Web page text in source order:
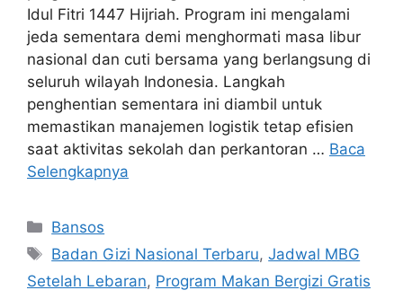
Idul Fitri 1447 Hijriah. Program ini mengalami
jeda sementara demi menghormati masa libur
nasional dan cuti bersama yang berlangsung di
seluruh wilayah Indonesia. Langkah
penghentian sementara ini diambil untuk
memastikan manajemen logistik tetap efisien
saat aktivitas sekolah dan perkantoran … Baca
Selengkapnya
Kategori
Bansos
Tag
Badan Gizi Nasional Terbaru,Jadwal MBG
Setelah Lebaran, Program Makan Bergizi Gratis